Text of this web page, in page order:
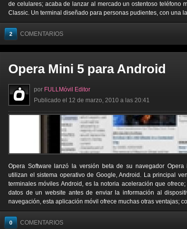
de celulares; acaba de lanzar al mercado un ostentoso teléfono
Classic. Un terminal diseñado para personas pudientes, con una
2 COMENTARIOS
Opera Mini 5 para Android
por FULLMóvil Editor
Publicado el 12 de marzo, 2010 a las 20:41
Opera Software lanzó la versión beta de su navegador
utilizan el sistema operativo de Google, Android. La principal
terminales móviles Android, es la notoria aceleración que
datos de un website antes de enviar la información al
navegación, esta aplicación móvil ofrece muchas otras ventajas;
0 COMENTARIOS